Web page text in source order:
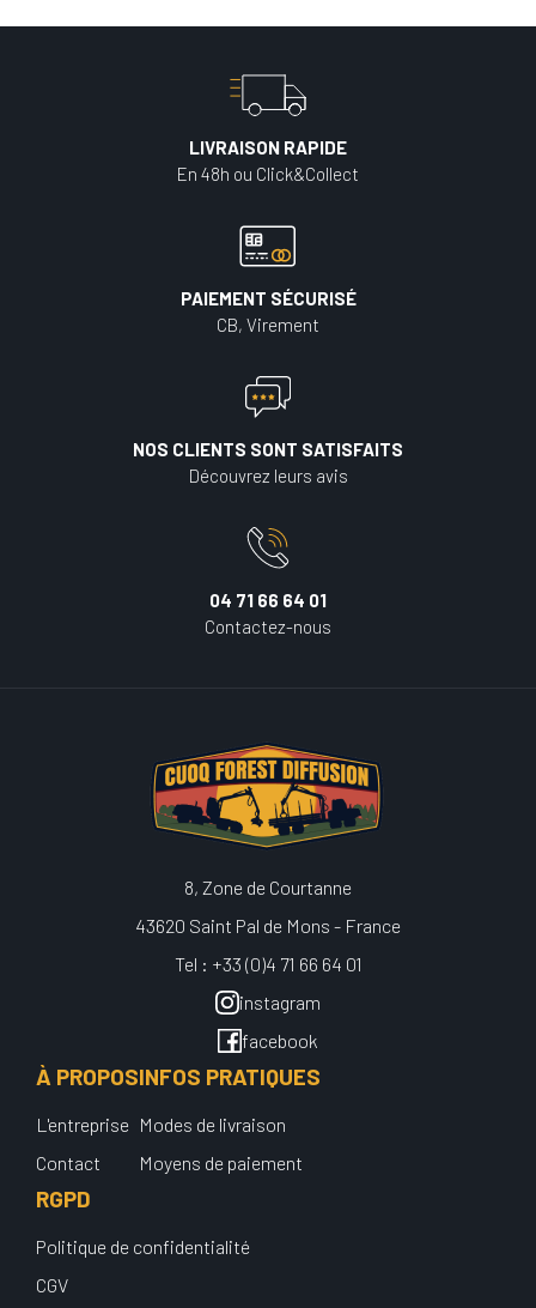
LIVRAISON RAPIDE
En 48h ou Click&Collect
PAIEMENT SÉCURISÉ
CB, Virement
NOS CLIENTS SONT SATISFAITS
Découvrez leurs avis
04 71 66 64 01
Contactez-nous
8, Zone de Courtanne
43620 Saint Pal de Mons - France
Tel : +33 (0)4 71 66 64 01
instagram
facebook
À PROPOS
L'entreprise
Contact
INFOS PRATIQUES
Modes de livraison
Moyens de paiement
RGPD
Politique de confidentialité
CGV